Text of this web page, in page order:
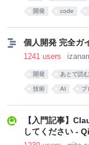
開発 code
個人開発 完全ガ
1241 users
開発 あとで読む
技術 AI プ
【入門記事】
してください -